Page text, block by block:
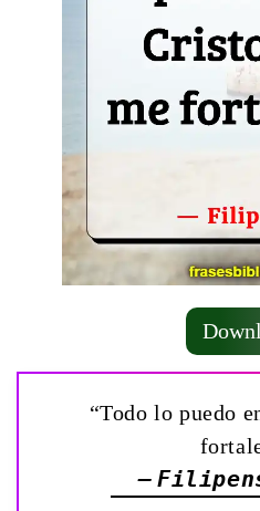
“Todo lo puedo
—